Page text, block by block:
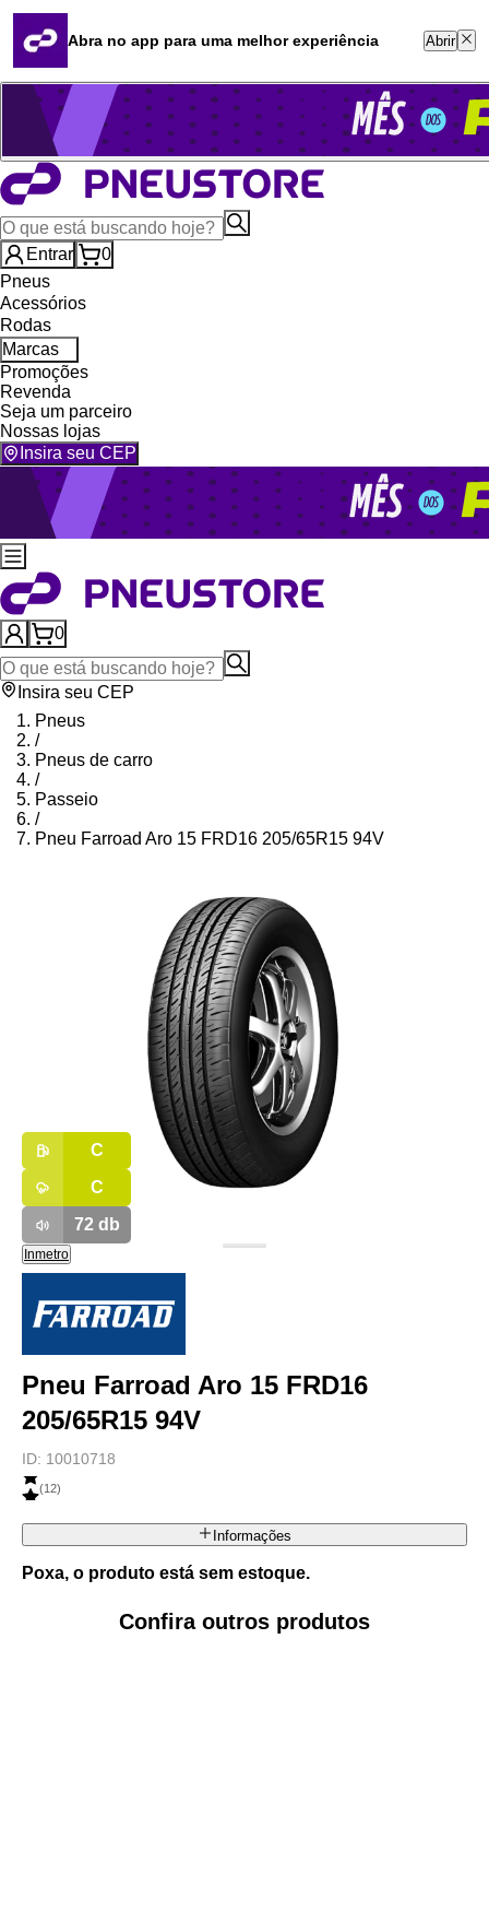
Quero revender
Blog
Whatsapp (16) 99764-8401
Televendas (47) 3046-2551
Entrar
0
Pneus
Acessórios
Rodas
Marcas
Promoções
Revenda
Seja um parceiro
Nossas lojas
Insira seu CEP
0
Insira seu CEP
Pneus
/
Pneus de carro
/
Passeio
/
Pneu Farroad Aro 15 FRD16 205/65R15 94V
C
C
72db
Inmetro
Pneu Farroad Aro 15 FRD16
205/65R15 94V
ID: 10010718
(12)
Informações
Poxa, o produto está sem estoque.
Confira outros produtos
Abra no app para uma melhor experiência Abrir